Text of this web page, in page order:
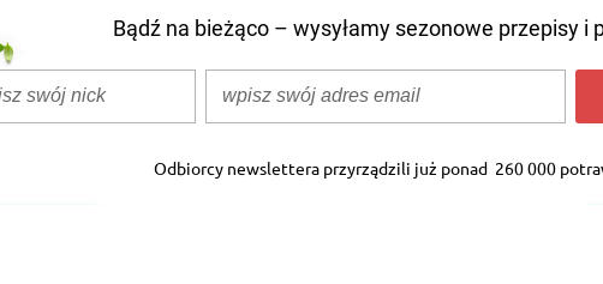
Bądź na bieżąco – wysyłamy sezonowe przepisy i
Odbiorcy newslettera przyrządzili już ponad 260 000